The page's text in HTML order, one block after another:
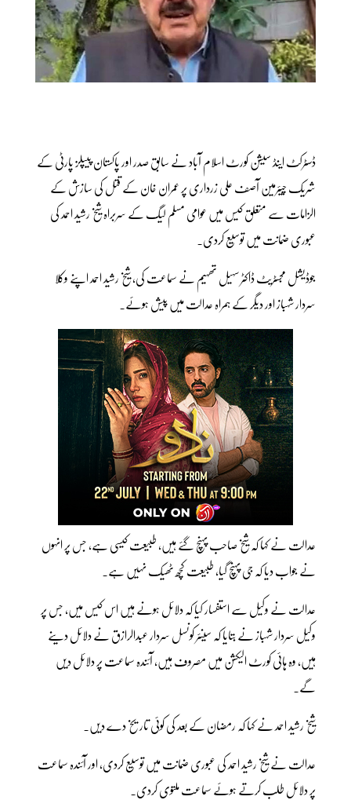
ڈسٹرکٹ اینڈ سیشن کورٹ اسلام آباد نے سابق صدر اور پاکستان پیپلز پارٹی کے
شریک چیئرمین آصف علی زرداری پر عمران خان کے قتل کی سازش کے
الزامات سے متعلق کیس میں عوامی مسلم لیگ کے سربراہ شیخ رشید احمد کی
عبوری ضمانت میں توسیع کردی۔
جوڈیشل مجسٹریٹ ڈاکٹر سہیل تھہیم نے سماعت کی، شیخ رشید احمد اپنے وکلا
سردار شہباز اور دیگر کے ہمراہ عدالت میں پیش ہوئے۔
عدالت نے کہا کہ شیخ صاحب پہنچ گئے ہیں، طبیعت کیسی ہے، جس پر انہوں
نے جواب دیا کہ جی پہنچ گیا، طبیعت کچھ ٹھیک نہیں ہے۔
عدالت نے وکیل سے استفسار کیا کہ دلائل ہونے ہیں اس کیس میں، جس پر
وکیل سردار شہباز نے بتایا کہ سینئر کونسل سردار عبدالرازق نے دلائل دینے
ہیں، وہ ہائی کورٹ الیکشن میں مصروف ہیں، آئندہ سماعت پر دلائل دیں
گے۔
شیخ رشید احمد نے کہا کہ رمضان کے بعد کی کوئی تاریخ دے دیں۔
عدالت نے شیخ رشید احمد کی عبوری ضمانت میں توسیع کردی، اور آئندہ سماعت
پر دلائل طلب کرتے ہوئے سماعت ملتوی کردی۔